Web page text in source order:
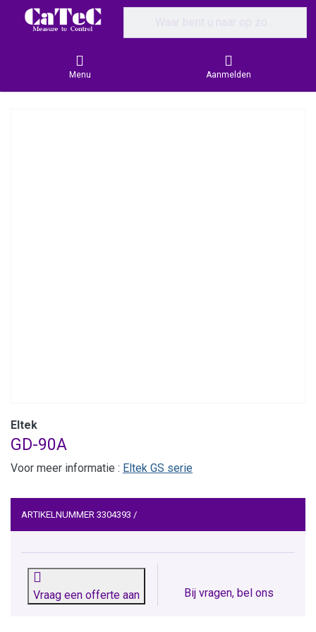
Menu Aanmelden
Eltek
GD-90A
Voor meer informatie : Eltek GS serie
ARTIKELNUMMER 3304393 /
Vraag een offerte aan Bij vragen, bel ons